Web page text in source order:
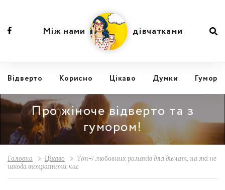
Відвертo Корисно Цікаво Думки Гумор
Між нами дівчатками
Про жіноче відверто та з
гумором!
Головна Цікаво
Топ-7 любовних романів для дівчат, на які не
шкода витратити час